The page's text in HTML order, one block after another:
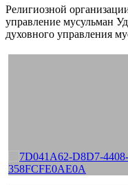
Религиозной
управление мусульман
духовного управления